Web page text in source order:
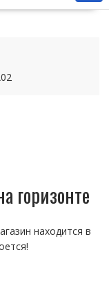
горизонте
находится в